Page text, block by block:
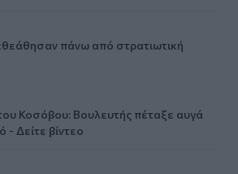
πάνω από στρατιωτική
Κοσόβου: Βουλευτής πέταξε αυγά
Δείτε βίντεο